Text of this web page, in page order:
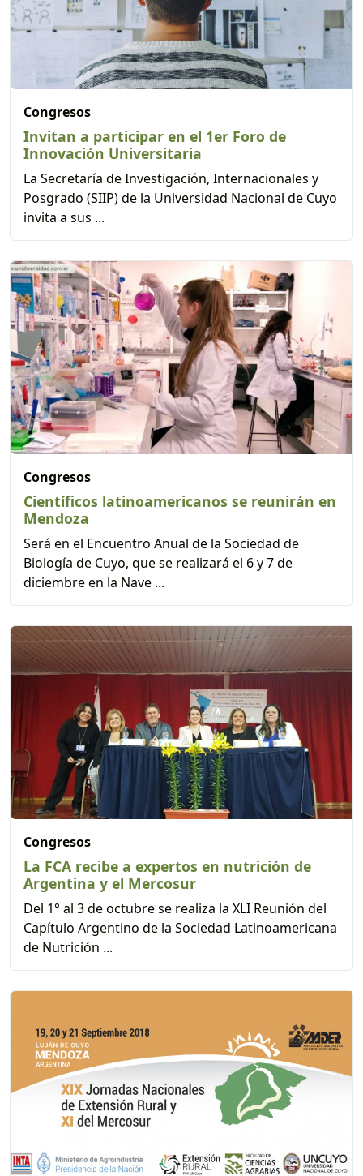
Congresos
Invitan a participar en el 1er Foro de
Innovación Universitaria
La Secretaría de Investigación, Internacionales y
Posgrado (SIIP) de la Universidad Nacional de Cuyo
invita a sus ...
Congresos
Científicos latinoamericanos se reunirán en
Mendoza
Será en el Encuentro Anual de la Sociedad de
Biología de Cuyo, que se realizará el 6 y 7 de
diciembre en la Nave ...
Congresos
La FCA recibe a expertos en nutrición de
Argentina y el Mercosur
Del 1° al 3 de octubre se realiza la XLI Reunión del
Capítulo Argentino de la Sociedad Latinoamericana
de Nutrición ...